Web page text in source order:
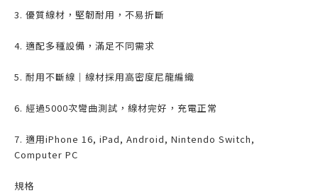
3. 優質線材，堅韌耐用，不易折斷
4. 適配多種設備，滿足不同需求
5. 耐用不斷線｜線材採用高密度尼龍編織
6. 經過5000次彎曲測試，線材完好，充電正常
7. 適用iPhone 16, iPad, Android, Nintendo Switch,
Computer PC
規格